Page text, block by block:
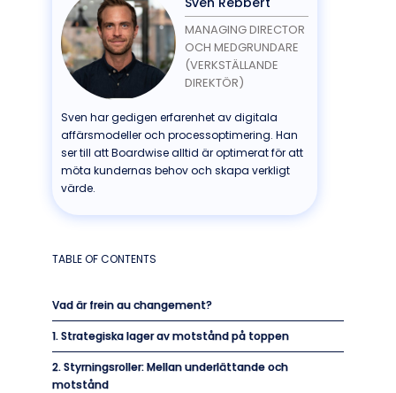
MANAGING DIRECTOR
OCH MEDGRUNDARE
(VERKSTÄLLANDE
DIREKTÖR)
Sven har gedigen erfarenhet av digitala
affärsmodeller och processoptimering. Han
ser till att Boardwise alltid är optimerat för att
möta kundernas behov och skapa verkligt
värde.
TABLE OF CONTENTS
Vad är frein au changement?
1. Strategiska lager av motstånd på toppen
2. Styrningsroller: Mellan underlättande och
motstånd